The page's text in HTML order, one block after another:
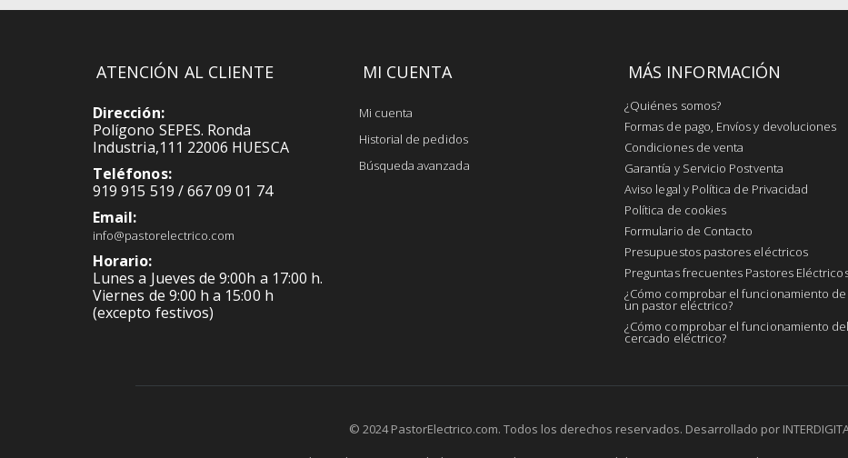
noticias:
ATENCIÓN AL CLIENTE
Dirección:
Polígono SEPES. Ronda
Industria,111 22006 HUESCA
Teléfonos:
919 915 519 / 667 09 01 74
Email:
info@pastorelectrico.com
Horario:
Lunes a Jueves de 9:00h a 17:00 h.
Viernes de 9:00 h a 15:00 h
(excepto festivos)
MI CUENTA
Mi cuenta
Historial de pedidos
Búsqueda avanzada
MÁS INFORMACIÓN
¿Quiénes somos?
Formas de pago, Envíos y devoluciones
Condiciones de venta
Garantía y Servicio Postventa
Aviso legal y Política de Privacidad
Política de cookies
Formulario de Contacto
Presupuestos pastores eléctricos
Preguntas frecuentes Pastores
¿Cómo comprobar el funcionamiento de
un pastor eléctrico?
¿Cómo comprobar el funcionamiento del
cercado eléctrico?
© 2024 PastorElectrico.com. Todos los derechos reservados. Desarrollado por